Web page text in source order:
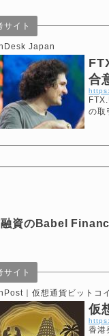
Japan
サイト
合
の取
資のBabel
｜仮想通貨ビットコ
サイト
仮
香港